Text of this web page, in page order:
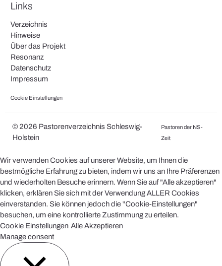
Links
Verzeichnis
Hinweise
Über das Projekt
Resonanz
Datenschutz
Impressum
Cookie Einstellungen
© 2026 Pastorenverzeichnis Schleswig-
Holstein
Pastoren der NS-
Zeit
Wir verwenden Cookies auf unserer Website, um Ihnen die
bestmögliche Erfahrung zu bieten, indem wir uns an Ihre Präferenzen
und wiederholten Besuche erinnern. Wenn Sie auf "Alle akzeptieren"
klicken, erklären Sie sich mit der Verwendung ALLER Cookies
einverstanden. Sie können jedoch die "Cookie-Einstellungen"
besuchen, um eine kontrollierte Zustimmung zu erteilen.
Cookie Einstellungen Alle Akzeptieren
Manage consent